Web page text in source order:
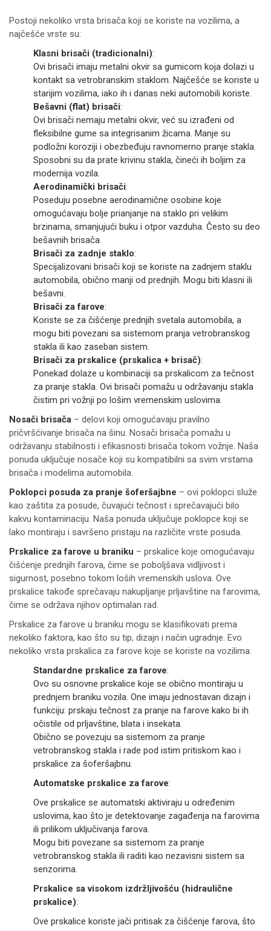
Postoji nekoliko vrsta brisača koji se koriste na vozilima, a
najčešće vrste su:
Klasni brisači (tradicionalni):
Ovi brisači imaju metalni okvir sa gumicom koja dolazi u
kontakt sa vetrobranskim staklom. Najčešće se koriste u
starijim vozilima, iako ih i danas neki automobili koriste.
Bešavni (flat) brisači:
Ovi brisači nemaju metalni okvir, već su izrađeni od
fleksibilne gume sa integrisanim žicama. Manje su
podložni koroziji i obezbeđuju ravnomerno pranje stakla.
Sposobni su da prate krivinu stakla, čineći ih boljim za
modernija vozila.
Aerodinamički brisači:
Poseduju posebne aerodinamične osobine koje
omogućavaju bolje prianjanje na staklo pri velikim
brzinama, smanjujući buku i otpor vazduha. Često su deo
bešavnih brisača.
Brisači za zadnje staklo:
Specijalizovani brisači koji se koriste na zadnjem staklu
automobila, obično manji od prednjih. Mogu biti klasni ili
bešavni.
Brisači za farove:
Koriste se za čišćenje prednjih svetala automobila, a
mogu biti povezani sa sistemom pranja vetrobranskog
stakla ili kao zaseban sistem.
Brisači za prskalice (prskalica + brisač):
Ponekad dolaze u kombinaciji sa prskalicom za tečnost
za pranje stakla. Ovi brisači pomažu u održavanju stakla
čistim pri vožnji po lošim vremenskim uslovima.
Nosači brisača – delovi koji omogućavaju pravilno
pričvršćivanje brisača na šinu. Nosači brisača pomažu u
održavanju stabilnosti i efikasnosti brisača tokom vožnje. Naša
ponuda uključuje nosače koji su kompatibilni sa svim vrstama
brisača i modelima automobila.
Poklopci posuda za pranje šoferšajbne – ovi poklopci služe
kao zaštita za posude, čuvajući tečnost i sprečavajući bilo
kakvu kontaminaciju. Naša ponuda uključuje poklopce koji se
lako montiraju i savršeno pristaju na različite vrste posuda.
Prskalice za farove u braniku – prskalice koje omogućavaju
čišćenje prednjih farova, čime se poboljšava vidljivost i
sigurnost, posebno tokom loših vremenskih uslova. Ove
prskalice takođe sprečavaju nakupljanje prljavštine na farovima,
čime se održava njihov optimalan rad.
Prskalice za farove u braniku mogu se klasifikovati prema
nekoliko faktora, kao što su tip, dizajn i način ugradnje. Evo
nekoliko vrsta prskalica za farove koje se koriste na vozilima:
Standardne prskalice za farove:
Ovo su osnovne prskalice koje se obično montiraju u
prednjem braniku vozila. One imaju jednostavan dizajn i
funkciju: prskaju tečnost za pranje na farove kako bi ih
očistile od prljavštine, blata i insekata.
Obično se povezuju sa sistemom za pranje
vetrobranskog stakla i rade pod istim pritiskom kao i
prskalice za šoferšajbnu.
Automatske prskalice za farove:
Ove prskalice se automatski aktiviraju u određenim
uslovima, kao što je detektovanje zagađenja na farovima
ili prilikom uključivanja farova.
Mogu biti povezane sa sistemom za pranje
vetrobranskog stakla ili raditi kao nezavisni sistem sa
senzorima.
Prskalice sa visokom izdržljivošću (hidraulične
prskalice):
Ove prskalice koriste jači pritisak za čišćenje farova, što